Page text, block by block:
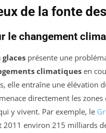
de la fonte
le changement
présente une
climatiquesen
elle entraîne une élévation
directement les zones
y vivent. Par exemple, le
2011 environ 215 milliards